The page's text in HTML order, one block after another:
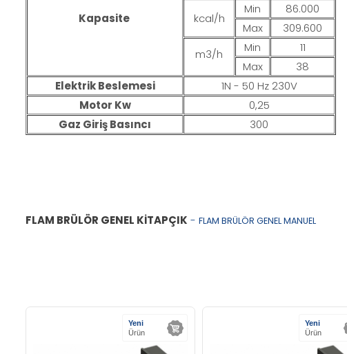
Kapasite
kcal/h
Min
86.000
Max
309.600
m3/h
Min
11
Max
38
Elektrik Beslemesi
1N - 50 Hz 230V
Motor Kw
0,25
Gaz Giriş Basıncı
300
FLAM BRÜLÖR GENEL KİTAPÇIK - FLAM BRÜLÖR GENEL MANUEL
Yeni
Ürün
Yeni
Ürün